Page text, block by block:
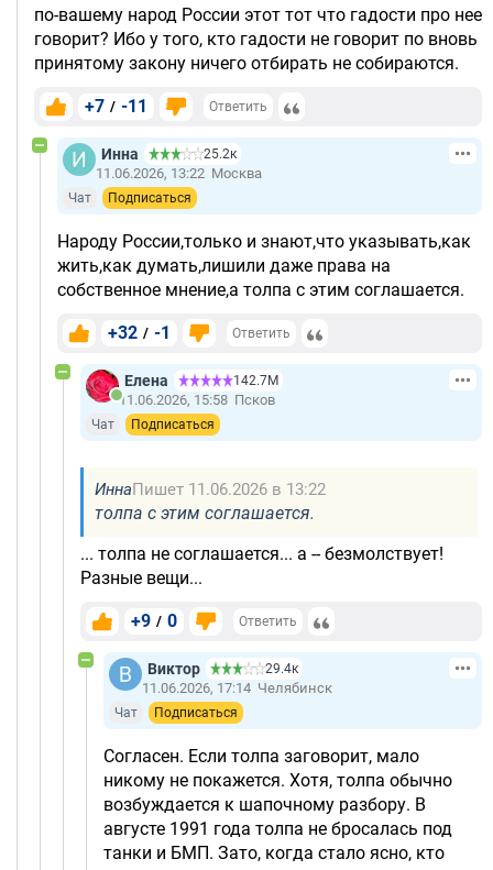
по-вашему народ России этот тот что гадости про нее
говорит? Ибо у того, кто гадости не говорит по вновь
принятому закону ничего отбирать не собираются.
+7 / -11 Ответить
Инна 25.2к
11.06.2026, 13:22 Москва
Чат Подписаться
Народу России,только и знают,что указывать,как
жить,как думать,лишили даже права на
собственное мнение,а толпа с этим соглашается.
+32 / -1 Ответить
Елена 142.7М
11.06.2026, 15:58 Псков
Чат Подписаться
ИннаПишет 11.06.2026 в 13:22
толпа с этим соглашается.
... толпа не соглашается... а -- безмолствует!
Разные вещи...
+9 / 0 Ответить
Виктор 29.4к
11.06.2026, 17:14 Челябинск
Чат Подписаться
Согласен. Если толпа заговорит, мало
никому не покажется. Хотя, толпа обычно
возбуждается к шапочному разбору. В
августе 1991 года толпа не бросалась под
танки и БМП. Зато, когда стало ясно, кто